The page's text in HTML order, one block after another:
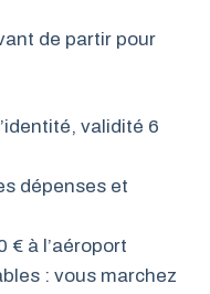
de partir pour
validité 6
dépenses et
€ à l’aéroport
: vous marchez